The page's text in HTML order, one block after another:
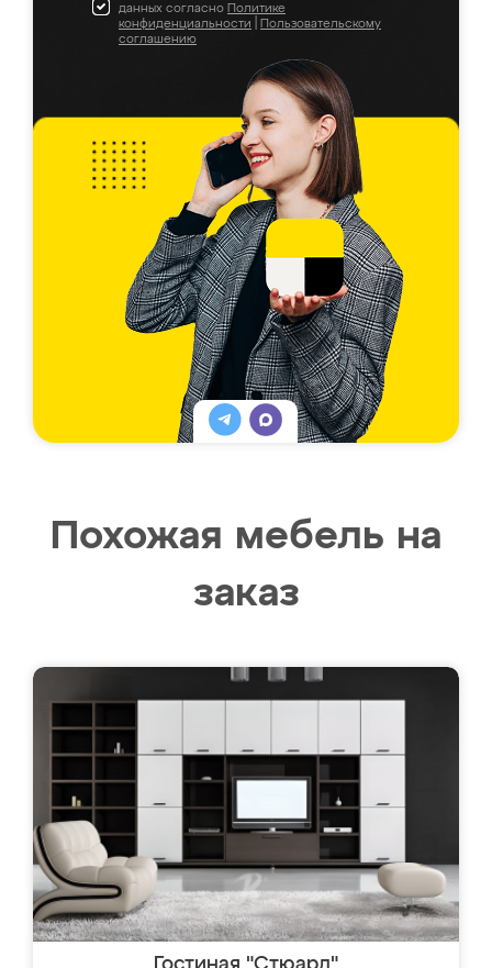
данных согласно Политике
конфиденциальности
Пользовательскому
соглашению
Похожая мебель на
заказ